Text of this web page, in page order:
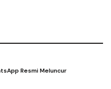
Resmi Meluncur